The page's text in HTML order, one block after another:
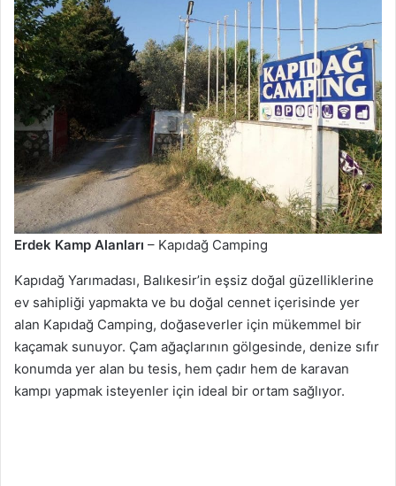
Erdek Kamp Alanları – Kapıdağ Camping
Kapıdağ Yarımadası, Balıkesir’in eşsiz doğal güzelliklerine
ev sahipliği yapmakta ve bu doğal cennet içerisinde yer
alan Kapıdağ Camping, doğaseverler için mükemmel bir
kaçamak sunuyor. Çam ağaçlarının gölgesinde, denize sıfır
konumda yer alan bu tesis, hem çadır hem de karavan
kampı yapmak isteyenler için ideal bir ortam sağlıyor.